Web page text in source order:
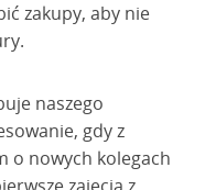
zakupy, aby nie
naszego
gdy z
o nowych kolegach